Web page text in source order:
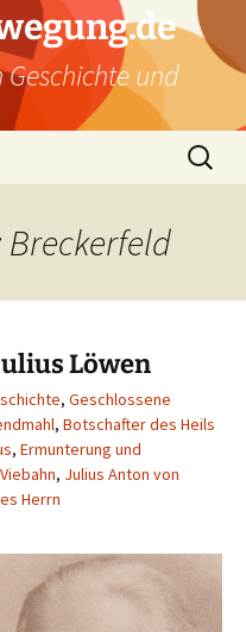
und
Suchen
nach:
Löwen
, Geschlossene
, Botschafter des Heils
, Ermunterung und
, Julius Anton von
Herrn